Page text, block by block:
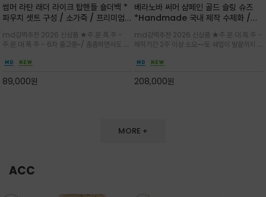
썸머 라탄 래더 라이크 탑핸들 숄더백 *
파우치 셋트 구성 / 소가죽 / 프리미엄
라이크 배색이 조화롭게 어우러진 탑핸
들 숄더백
md강력추천 2026 신상품 ★주.문.폭.주 -
주.문.대.폭.주 - 6차 출고중~/ 촘촘하면서도 입
만들며 부드러운 곡선의 바스켓 실루엣에 넉넉한
양한 연출이
89,000원
베라노바 써머 샴페인 골드 슬링 슈즈
*Handmade 국내 제작 수제화 /은
스럽게 밝혀주는 슬링백 플랫슈
md강력추천 2026 신상품 ★주.문.대.폭.주 -
제작기간 2주 이상 소요~~토 쉐입이 발끝까지 세
끔한 디자인과 베이직한 컬러감으로 높은 활용도
일까지 두루 잘 어울리는 활2
208,000원
MORE +
ACC